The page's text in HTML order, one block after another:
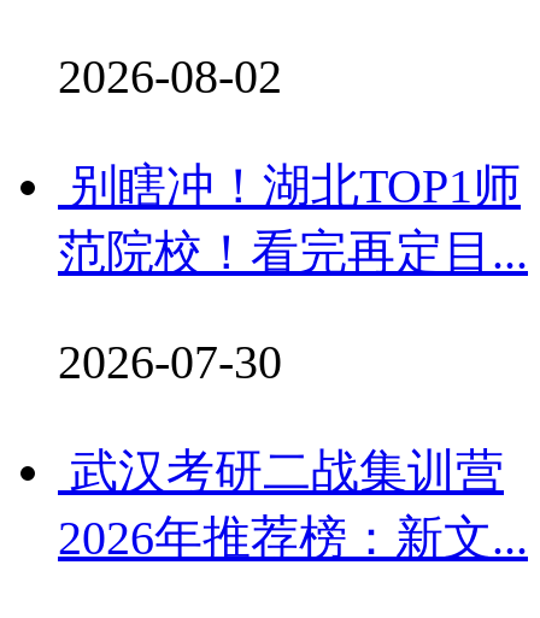
2026-08-02
别瞎冲！湖北TOP1师
范院校！看完再定目...
2026-07-30
武汉考研二战集训营
2026年推荐榜：新文...